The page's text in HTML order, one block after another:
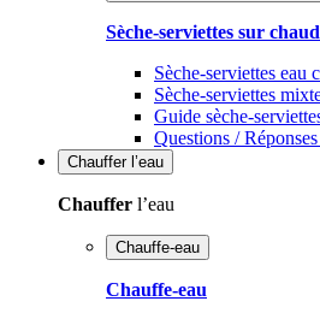
Sèche-serviettes sur
Sèche-serviettes eau
Sèche-serviettes
Guide sèche-
Questions /
Chauffer l’eau
Chauffer l’eau
Chauffe-eau
Chauffe-eau